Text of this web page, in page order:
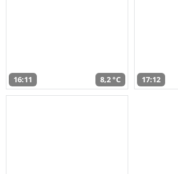
16:11 8,2 °C 17:12